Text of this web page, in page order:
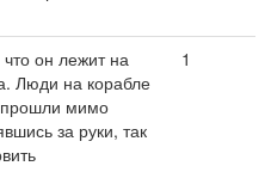
он лежит на
Люди на корабле
мимо
за руки, так
1